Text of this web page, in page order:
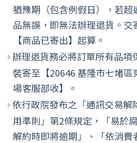
猶豫期（包含例假日），若
品無誤，即無法辦理退貨。
【商品已寄出】起算。
辦理退貨務必將訂單所有品項
裝寄至【20646 基隆市七堵區
場客服部收】。
依行政院發布之「通訊交易解
用準則」第2條規定，「易於
解約時即將逾期」、「依消費